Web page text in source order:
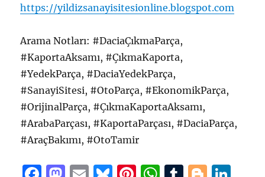
https://yildizsanayisitesionline.blogspot.com
Arama Notları: #DaciaÇıkmaParça,
#KaportaAksamı, #ÇıkmaKaporta,
#YedekParça, #DaciaYedekParça,
#SanayiSitesi, #OtoParça, #EkonomikParça,
#OrijinalParça, #ÇıkmaKaportaAksamı,
#ArabaParçası, #KaportaParçası, #DaciaParça,
#AraçBakımı, #OtoTamir